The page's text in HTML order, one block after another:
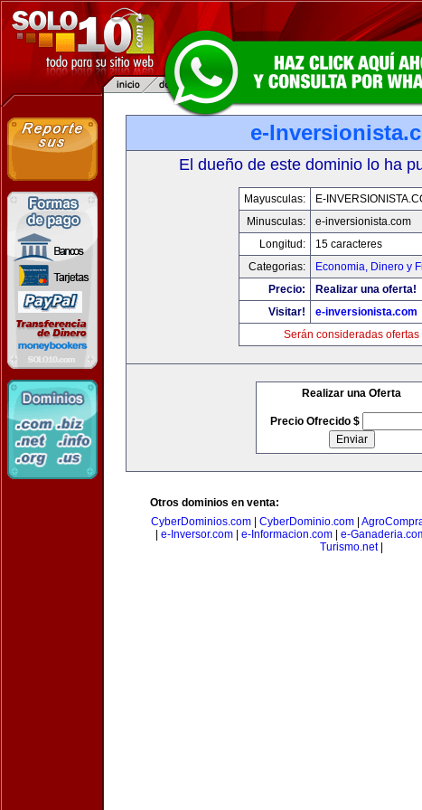
e-
El dueño de este dominio lo ha
Mayusculas:
E-
Minusculas:
e-inversionista.com
Longitud:
15 caracteres
Categorias:
Economia, Dinero y
Precio:
Realizar una oferta!
Visitar!
e-inversionista.com
Serán consideradas ofertas
Realizar una Oferta
Precio Ofrecido $
Otros dominios en venta:
CyberDominios.com| CyberDominio.com|
e-Inversor.com| e-Informacion.com| e-
Turismo.net|